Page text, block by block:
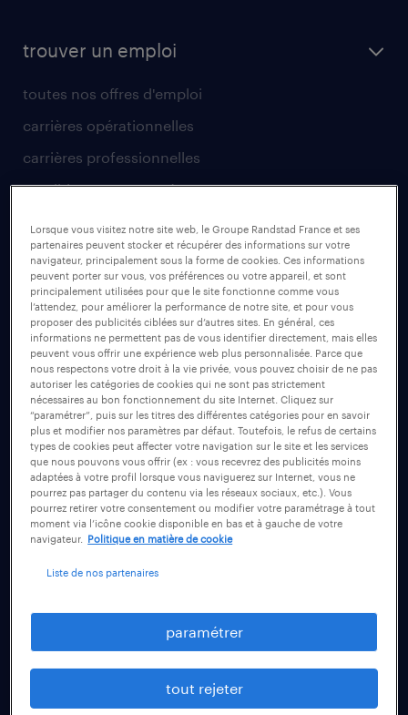
trouver un emploi
toutes nos offres d'emploi
carrières opérationnelles
carrières professionnelles
candidature spontanée
créer un compte candidat
être intérimaire
avantages intérimaires randstad
app talent / portail web
faq candidat / intérimaire
top métiers qui recrutent
fiches métiers
plombier chauffagiste
vendeur
agent de fabrication
conducteur de poids lourd
manutentionnaire
technico-commercial
assistant administratif
comptable
Lorsque vous visitez notre site web, le Groupe Randstad France et ses
partenaires peuvent stocker et récupérer des informations sur votre
navigateur, principalement sous la forme de cookies. Ces informations
peuvent porter sur vous, vos préférences ou votre appareil, et sont
principalement utilisées pour que le site fonctionne comme vous
l’attendez, pour améliorer la performance de notre site, et pour vous
proposer des publicités ciblées sur d’autres sites. En général, ces
informations ne permettent pas de vous identifier directement, mais elles
peuvent vous offrir une expérience web plus personnalisée. Parce que
nous respectons votre droit à la vie privée, vous pouvez choisir de ne pas
autoriser les catégories de cookies qui ne sont pas strictement
nécessaires au bon fonctionnement du site Internet. Cliquez sur
“paramétrer”, puis sur les titres des différentes catégories pour en savoir
plus et modifier nos paramètres par défaut. Toutefois, le refus de certains
types de cookies peut affecter votre navigation sur le site et les services
que nous pouvons vous offrir (ex : vous recevrez des publicités moins
adaptées à votre profil lorsque vous naviguerez sur Internet, vous ne
pourrez pas partager du contenu via les réseaux sociaux, etc.). Vous
pourrez retirer votre consentement ou modifier votre paramétrage à tout
moment via l’icône cookie disponible en bas et à gauche de votre
navigateur.
Politique en matière de cookie
Liste de nos partenaires
paramétrer
tout rejeter